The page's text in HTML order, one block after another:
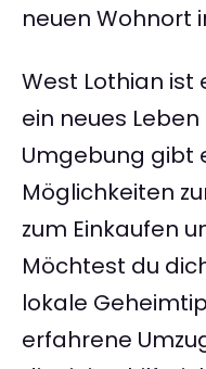
neuen Wohnort
West Lothian ist
ein neues
Umgebung gibt
Möglichkeiten
zum Einkaufen
Möchtest du
lokale
erfahrene